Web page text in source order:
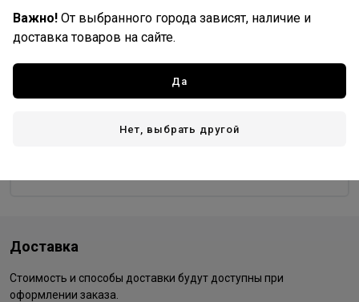
9/97 99/0 99/44
Wella Professionals
Германия - страна бренда
Доставка
Стоимость и способы доставки будут доступны при
оформлении заказа.
Важно! От выбранного города зависят, наличие и
доставка товаров на сайте.
Да
Нет, выбрать другой